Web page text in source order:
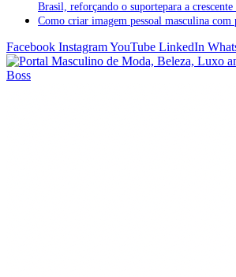
Brasil, reforçando o suportepara a
Como criar imagem pessoal masculina com
Facebook InstagramYouTube LinkedIn